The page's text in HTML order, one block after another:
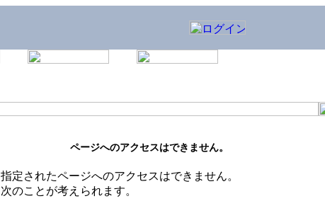
ページへのアクセスはできません。
指定されたページへのアクセスはできません。
次のことが考えられます。